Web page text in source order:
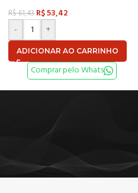
R$61,43 R$53,42
-
+
ADICIONAR AO CARRINHO
Comprar pelo Whats